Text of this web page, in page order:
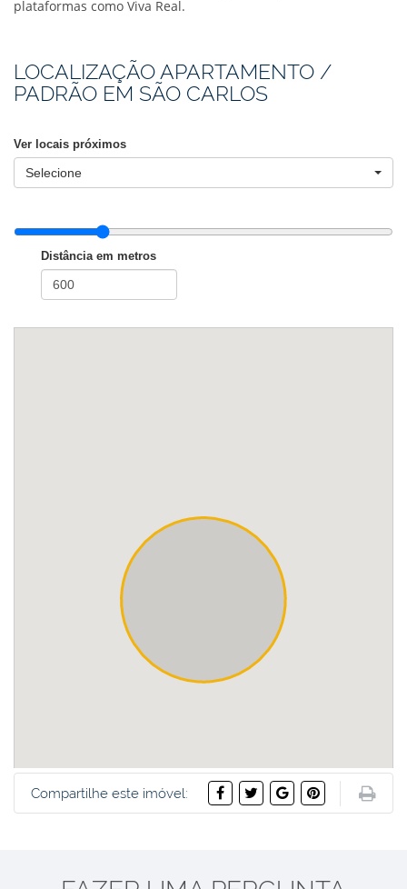
plataformas como Viva Real.
LOCALIZAÇÃO APARTAMENTO /
PADRÃO EM SÃO CARLOS
Compartilhe este imóvel: